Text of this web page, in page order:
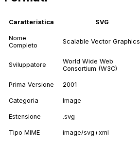
Caratteristica SVG
Nome
Completo
Scalable Vector Graphics
Sviluppatore
World Wide Web
Consortium (W3C)
Prima Versione 2001
Categoria Image
Estensione .svg
Tipo MIME image/svg+xml